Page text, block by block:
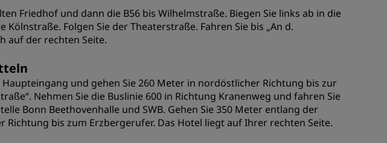
Friedhof und dann die B56 bis Wilhelmstraße. Biegen Sie links ab in die
Folgen Sie der Theaterstraße. Fahren Sie bis „An d.
auf der rechten Seite.
und gehen Sie 260 Meter in nordöstlicher Richtung bis zur
Nehmen Sie die Buslinie 600 in Richtung Kranenweg und fahren Sie
Bonn Beethovenhalle und SWB. Gehen Sie 350 Meter entlang der
Richtung bis zum Erzbergerufer. Das Hotel liegt auf Ihrer rechten Seite.